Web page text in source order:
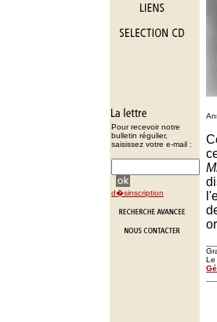
Pour recevoir notre
bulletin régulier,
saisissez votre e-mail :
d�sinscription
Le